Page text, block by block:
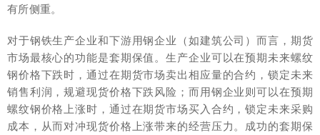
有所侧重。
对于钢铁生产企业和下游用钢企业（如建筑公司）而言，期货
市场最核心的功能是套期保值。生产企业可以在预期未来螺纹
钢价格下跌时，通过在期货市场卖出相应量的合约，锁定未来
销售利润，规避现货价格下跌风险；而用钢企业则可以在预期
螺纹钢价格上涨时，通过在期货市场买入合约，锁定未来采购
成本，从而对冲现货价格上涨带来的经营压力。成功的套期保